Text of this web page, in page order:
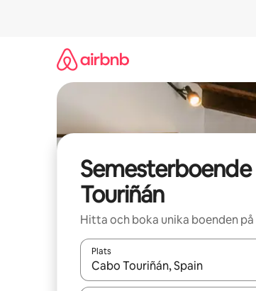
Semesterboende
Touriñán
Hitta och boka unika boenden
Plats
När resultaten är tillgängliga kan